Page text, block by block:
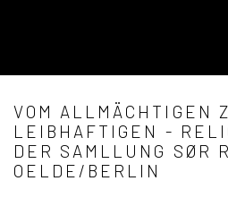
VOM ALLMÄCHTIGEN
LEIBHAFTIGEN -
DER SAMLLUNG SØR
OELDE/BERLIN